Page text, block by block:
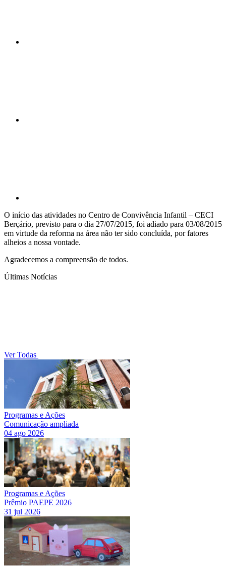
O início das atividades no Centro de Convivência Infantil – CECI
Berçário, previsto para o dia 27/07/2015, foi adiado para 03/08/2015
em virtude da reforma na área não ter sido concluída, por fatores
alheios a nossa vontade.
Agradecemos a compreensão de todos.
Últimas Notícias
Ver Todas
Programas e Ações
Comunicação ampliada
04 ago 2026
Programas e Ações
Prêmio PAEPE 2026
31 jul 2026